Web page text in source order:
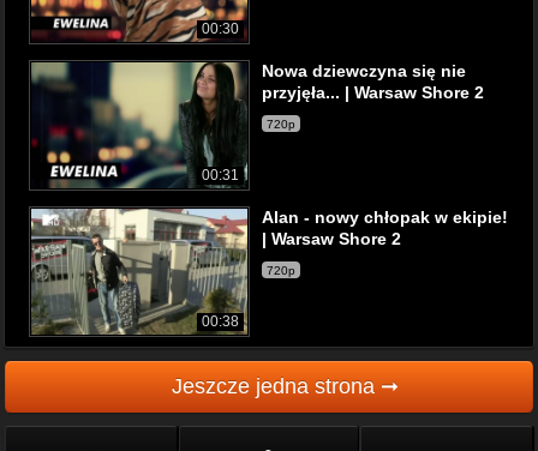
00:30
00:31
Nowa dziewczyna się nie
przyjęła... | Warsaw Shore 2
720p
00:38
Alan - nowy chłopak w ekipie!
| Warsaw Shore 2
720p
Jeszcze jedna strona ➞